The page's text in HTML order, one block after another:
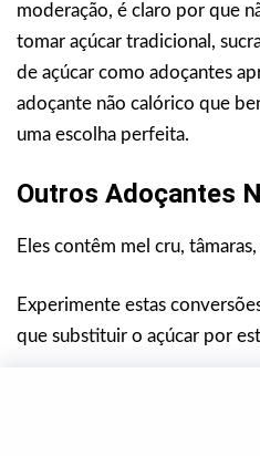
moderação, é claro por que
tomar açúcar tradicional,
de açúcar como adoçantes
adoçante não calórico que
uma escolha perfeita.
Outros Adoçantes
Eles contêm mel cru,
Experimente estas
que substituir o açúcar por